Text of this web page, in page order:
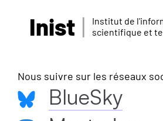
Inist
Institut de
scientifique et
Nous suivre sur les réseaux
BlueSky